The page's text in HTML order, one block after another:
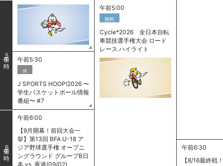
5
午前5:00
無料
Cycle*2026 全日本自転
車競技選手権大会 ロード
レース ハイライト
午前5:30
休
J SPORTS HOOP!2026 〜
学生バスケットボール情報
番組〜 #7
6
午前6:00
【9月開幕！前回大会一
挙】第13回 BFA U-18 ア
ジア野球選手権 オープニ
ングラウンド グループB日
本 vs. 香港(09/02)
午前6:30
【8/16最終戦